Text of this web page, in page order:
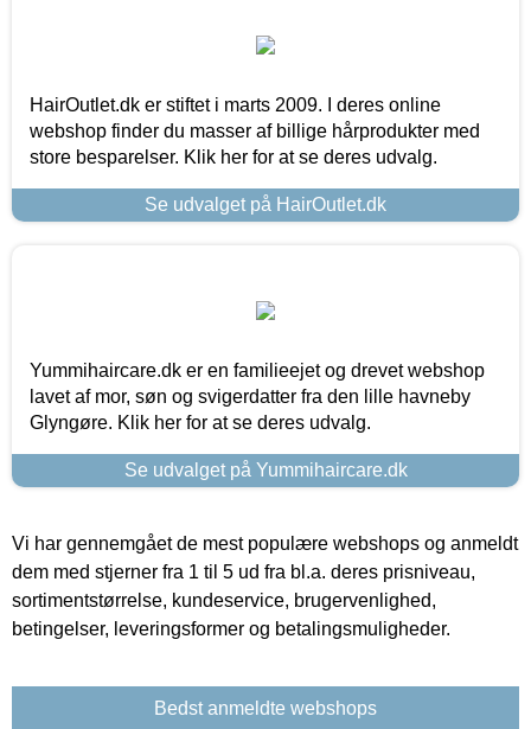
HairOutlet.dk er stiftet i marts 2009. I deres online
webshop finder du masser af billige hårprodukter med
store besparelser. Klik her for at se deres udvalg.
Se udvalget på HairOutlet.dk
Yummihaircare.dk er en familieejet og drevet webshop
lavet af mor, søn og svigerdatter fra den lille havneby
Glyngøre. Klik her for at se deres udvalg.
Se udvalget på Yummihaircare.dk
Vi har gennemgået de mest populære webshops og anmeldt
dem med stjerner fra 1 til 5 ud fra bl.a. deres prisniveau,
sortimentstørrelse, kundeservice, brugervenlighed,
betingelser, leveringsformer og betalingsmuligheder.
Bedst anmeldte webshops